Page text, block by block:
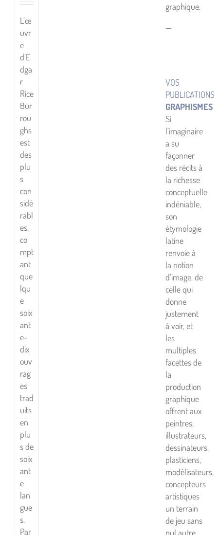
L’œ
uvr
e
d’E
dga
r
Rice
Bur
rou
ghs
est
des
plu
s
con
sidé
rabl
es,
co
mpt
ant
que
lqu
e
soix
ant
e-
dix
ouv
rag
es
trad
uits
en
plu
s de
soix
ant
e
lan
gue
s.
Par
graphique.
—
VOS
PUBLICATIONS
GRAPHISMES
Si
l’imaginaire
a su
façonner
des récits à
la richesse
conceptuelle
indéniable,
son
étymologie
latine
renvoie à
la notion
d’image, de
celle qui
donne
justement
à voir, et
les
multiples
facettes de
la
production
graphique
offrent aux
peintres,
illustrateurs,
dessinateurs,
plasticiens,
modélisateurs,
concepteurs
artistiques
un terrain
de jeu sans
nul autre.